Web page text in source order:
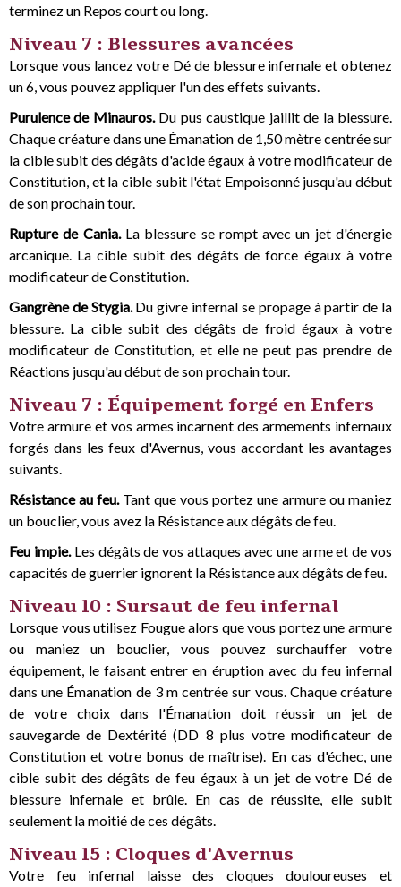
terminez un Repos court ou long.
Niveau 7 : Blessures avancées
Lorsque vous lancez votre Dé de blessure infernale et obtenez
un 6, vous pouvez appliquer l'un des effets suivants.
Purulence de Minauros.Du pus caustique jaillit de la blessure.
Chaque créature dans une Émanation de 1,50 mètre centrée sur
la cible subit des dégâts d'acide égaux à votre modificateur de
Constitution, et la cible subit l'état Empoisonné jusqu'au début
de son prochain tour.
Rupture de Cania.La blessure se rompt avec un jet d'énergie
arcanique. La cible subit des dégâts de force égaux à votre
modificateur de Constitution.
Gangrène de Stygia.Du givre infernal se propage à partir de la
blessure. La cible subit des dégâts de froid égaux à votre
modificateur de Constitution, et elle ne peut pas prendre de
Réactions jusqu'au début de son prochain tour.
Niveau 7 : Équipement forgé en Enfers
Votre armure et vos armes incarnent des armements infernaux
forgés dans les feux d'Avernus, vous accordant les avantages
suivants.
Résistance au feu.Tant que vous portez une armure ou maniez
un bouclier, vous avez la Résistance aux dégâts de feu.
Feu impie.Les dégâts de vos attaques avec une arme et de vos
capacités de guerrier ignorent la Résistance aux dégâts de feu.
Niveau 10 : Sursaut de feu infernal
Lorsque vous utilisez Fougue alors que vous portez une armure
ou maniez un bouclier, vous pouvez surchauffer votre
équipement, le faisant entrer en éruption avec du feu infernal
dans une Émanation de 3 m centrée sur vous. Chaque créature
de votre choix dans l'Émanation doit réussir un jet de
sauvegarde de Dextérité (DD 8 plus votre modificateur de
Constitution et votre bonus de maîtrise). En cas d'échec, une
cible subit des dégâts de feu égaux à un jet de votre Dé de
blessure infernale et brûle. En cas de réussite, elle subit
seulement la moitié de ces dégâts.
Niveau 15 : Cloques d'Avernus
Votre feu infernal laisse des cloques douloureuses et